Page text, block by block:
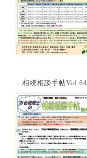
相続相談手帖Vol.64